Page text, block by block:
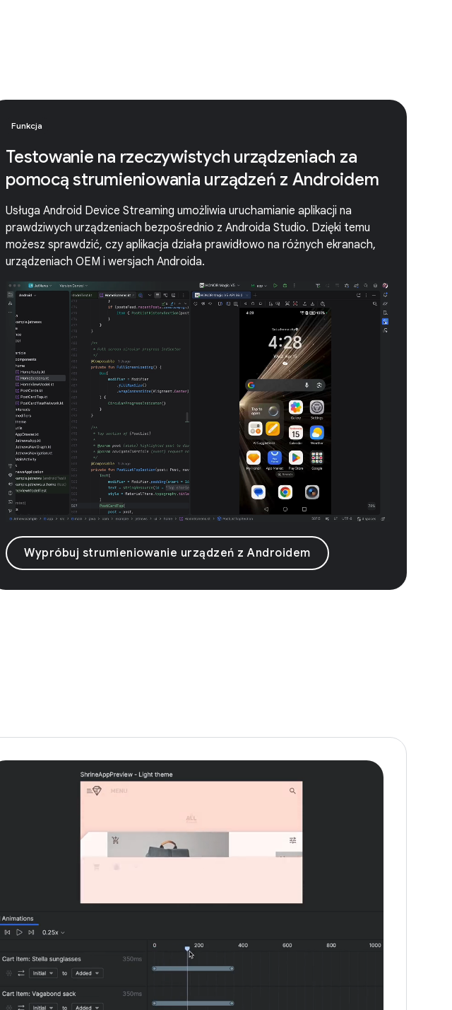
Funkcja
Testowanie na rzeczywistych urządzeniach za
pomocą strumieniowania urządzeń z Androidem
Usługa Android Device Streaming umożliwia uruchamianie aplikacji na
prawdziwych urządzeniach bezpośrednio z Androida Studio. Dzięki temu
możesz sprawdzić, czy aplikacja działa prawidłowo na różnych ekranach,
urządzeniach OEM i wersjach Androida.
Wypróbuj strumieniowanie urządzeń z Androidem